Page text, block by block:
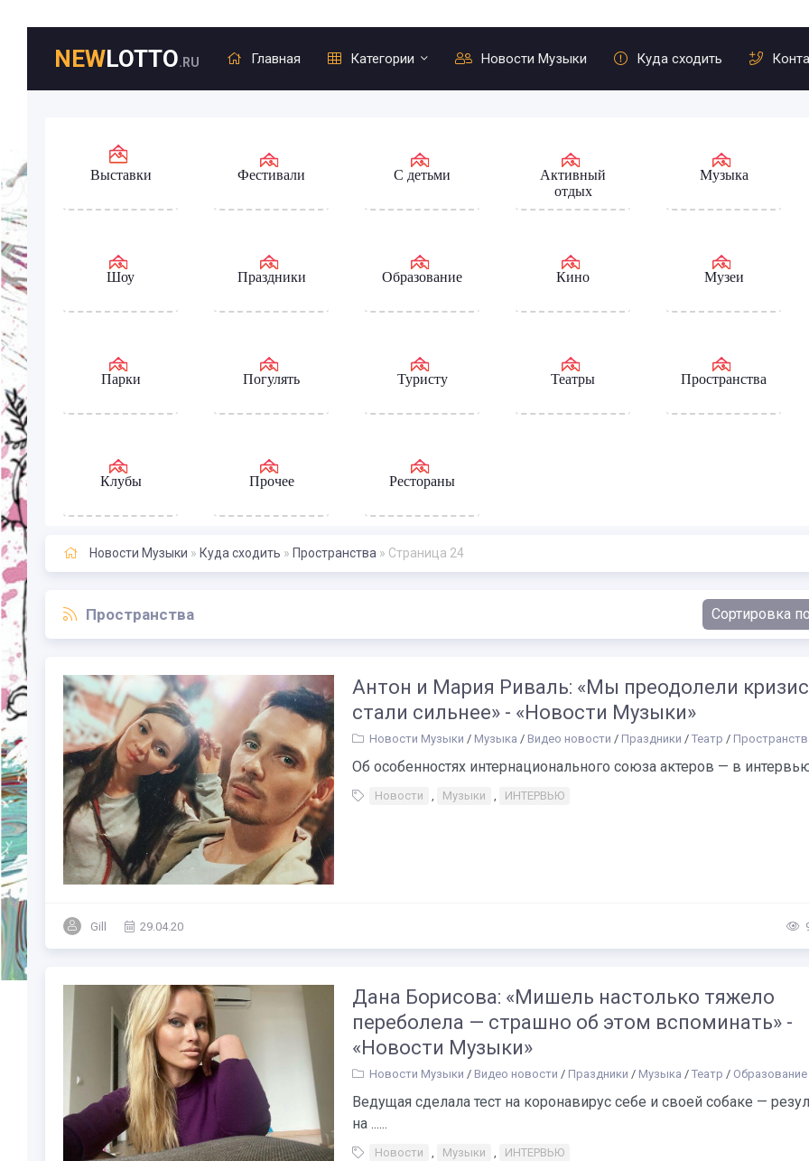
NEWLOTTO.RU Главная Категории Новости Музыки Куда сходить
Выставки Фестивали С детьми
Активный
отдых
Музыка
Шоу Праздники Образование Кино Музеи
Парки Погулять Туристу Театры Пространства
Клубы Прочее Рестораны
Новости Музыки » Куда сходить » Пространства » Страница 24
Пространства
Антон и Мария Риваль: «Мы преодолели
стали сильнее» - «Новости Музыки»
Новости Музыки / Музыка / Видео новости / Праздники / Театр /
Об особенностях интернационального союза актеров — в
Новости , Музыки , ИНТЕРВЬЮ
Gill 29.04.20
Дана Борисова: «Мишель настолько тяжело
переболела — страшно об этом вспоминать» -
«Новости Музыки»
Новости Музыки / Видео новости / Праздники / Музыка / Театр / Образование
Ведущая сделала тест на коронавирус себе и своей собаке —
на ......
Новости , Музыки , ИНТЕРВЬЮ